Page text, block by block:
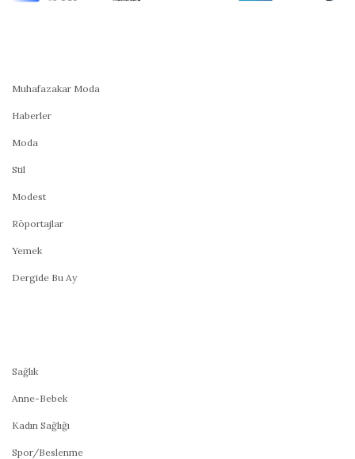
Muhafazakar Moda
Haberler
Moda
Stil
Modest
Röportajlar
Yemek
Dergide Bu Ay
Sağlık
Anne-Bebek
Kadın Sağlığı
Spor/Beslenme